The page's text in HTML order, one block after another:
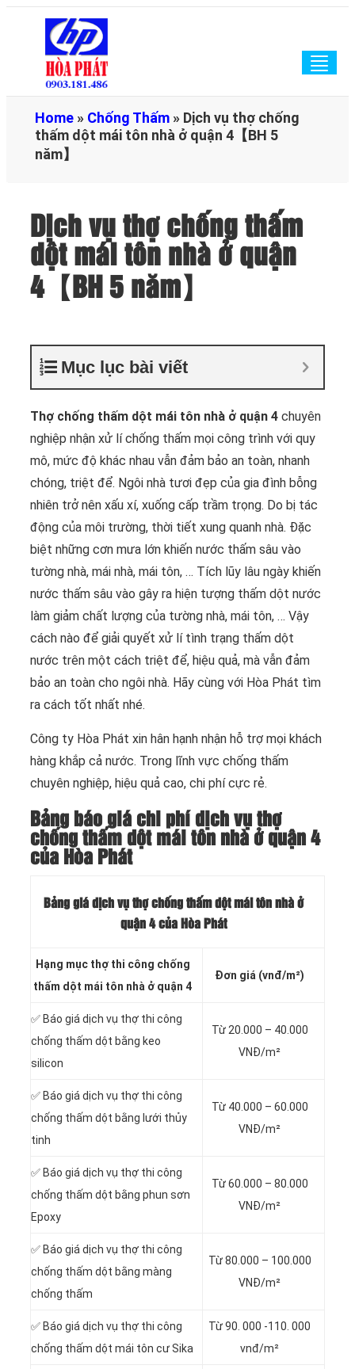
Home » Chống Thấm » Dịch vụ thợ chống
thấm dột mái tôn nhà ở quận 4【BH 5
năm】
Dịch vụ thợ chống thấm
dột mái tôn nhà ở quận
4【BH 5 năm】
Mục lục bài viết
Thợ chống thấm dột mái tôn nhà ở quận 4 chuyên
nghiệp nhận xử lí chống thấm mọi công trình với quy
mô, mức độ khác nhau vẫn đảm bảo an toàn, nhanh
chóng, triệt để. Ngôi nhà tươi đẹp của gia đình bỗng
nhiên trở nên xấu xí, xuống cấp trầm trọng. Do bị tác
động của môi trường, thời tiết xung quanh nhà. Đặc
biệt những cơn mưa lớn khiến nước thấm sâu vào
tường nhà, mái nhà, mái tôn, … Tích lũy lâu ngày khiến
nước thấm sâu vào gây ra hiện tượng thấm dột nước
làm giảm chất lượng của tường nhà, mái tôn, … Vậy
cách nào để giải quyết xử lí tình trạng thấm dột
nước trên một cách triệt để, hiệu quả, mà vẫn đảm
bảo an toàn cho ngôi nhà. Hãy cùng với Hòa Phát tìm
ra cách tốt nhất nhé.
Công ty Hòa Phát xin hân hạnh nhận hỗ trợ mọi khách
hàng khắp cả nước. Trong lĩnh vực chống thấm
chuyên nghiệp, hiệu quả cao, chi phí cực rẻ.
Bảng báo giá chi phí dịch vụ thợ
chống thấm dột mái tôn nhà ở quận 4
của Hòa Phát
Bảng giá dịch vụ thợ chống thấm dột mái tôn nhà ở
quận 4của Hòa Phát
Hạng mục thợ thi công chống
thấm dột mái tôn nhà ở quận 4
Đơn giá (vnđ/m²)
✅ Báo giá dịch vụ thợ thi công
chống thấm dột bằng keo
silicon
Từ 20.000 – 40.000
VNĐ/m²
✅ Báo giá dịch vụ thợ thi công
chống thấm dột bằng lưới thủy
tinh
Từ 40.000 – 60.000
VNĐ/m²
✅ Báo giá dịch vụ thợ thi công
chống thấm dột bằng phun sơn
Epoxy
Từ 60.000 – 80.000
VNĐ/m²
✅ Báo giá dịch vụ thợ thi công
chống thấm dột bằng màng
chống thấm
Từ 80.000 – 100.000
VNĐ/m²
✅ Báo giá dịch vụ thợ thi công
chống thấm dột mái tôn cư Sika
Từ90. 000 -110. 000
vnđ/m²